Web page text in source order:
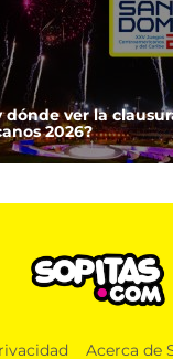
dónde ver la
2026?
Acerca de